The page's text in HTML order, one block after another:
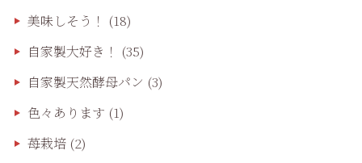
美味しそう！ (18)
自家製大好き！ (35)
自家製天然酵母パン (3)
色々あります (1)
苺栽培(2)